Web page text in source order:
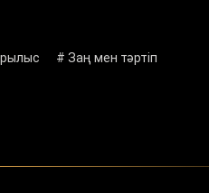
# Заң мен тәртіп